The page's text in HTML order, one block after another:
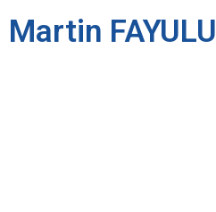
Martin FAYULU